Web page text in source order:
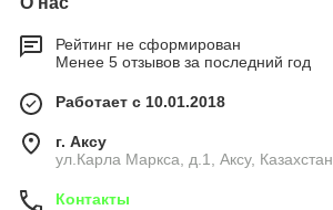
Рейтинг не сформирован
Менее 5 отзывов за последний год
Работает с 10.01.2018
г. Аксу
ул.Карла Маркса, д.1, Аксу, Казахстан
Контакты